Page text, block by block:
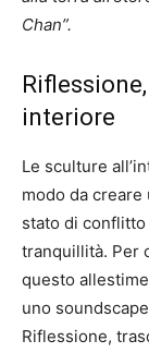
Chan”.
interiore
Le sculture
modo da
stato di
tranquillità. Per
questo
uno
Riflessione,